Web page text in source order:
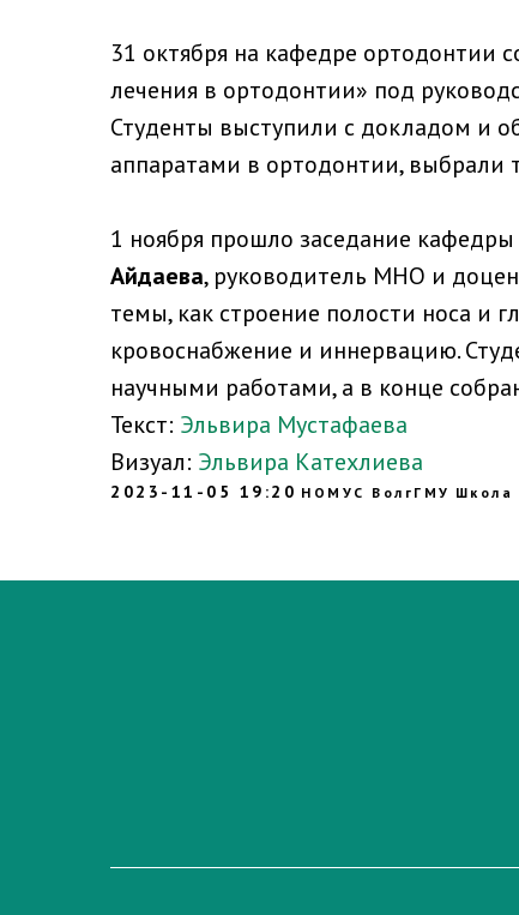
31 октября на кафедре ортодонтии
лечения в ортодонтии» под
Студенты выступили с докладом и
аппаратами в ортодонтии, выбрали
1 ноября прошло заседание
Айдаева, руководитель МНО и
темы, как строение полости носа и
кровоснабжение и иннервацию.
научными работами, а в конце
Текст: Эльвира Мустафаева
Визуал: Эльвира Катехлиева
2023-11-05 19:20 НОМУС ВолгГМУ Школа